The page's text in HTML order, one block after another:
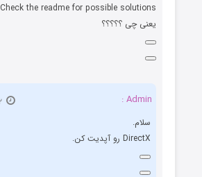
Check the readme for possible solutions
یعنی چی ؟؟؟؟؟
Admin :
سلام.
DirectX رو آپدیت کن.